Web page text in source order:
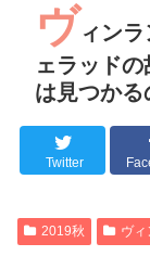
るろうに剣心 -
同盟、帝国、フ
Powered by
ヴィン
ェラッド
は見つかる
Twitter
2019秋 ヴ